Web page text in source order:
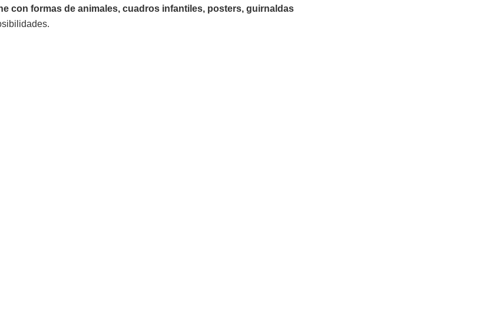
con formas de animales, cuadros infantiles, posters, guirnaldas